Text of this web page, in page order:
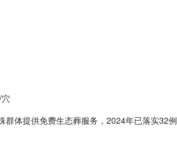
体提供免费生态葬服务，2024年已落实32例